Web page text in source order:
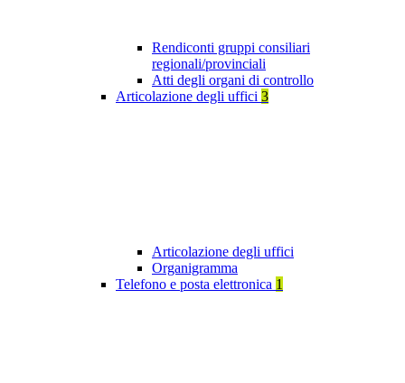
Rendiconti gruppi consiliari
regionali/provinciali
Atti degli organi di controllo
Articolazione degli uffici 3
Articolazione degli uffici
Organigramma
Telefono e posta elettronica 1